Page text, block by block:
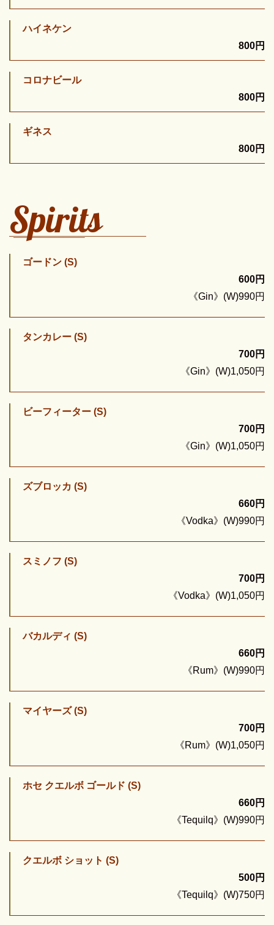
ハイネケン
800円
コロナビール
800円
ギネス
800円
Spirits
ゴードン (S)
600円
《Gin》(W)990円
タンカレー (S)
700円
《Gin》(W)1,050円
ビーフィーター (S)
700円
《Gin》(W)1,050円
ズブロッカ (S)
660円
《Vodka》(W)990円
スミノフ (S)
700円
《Vodka》(W)1,050円
バカルディ (S)
660円
《Rum》(W)990円
マイヤーズ (S)
700円
《Rum》(W)1,050円
ホセ クエルボ ゴールド (S)
660円
《Tequilq》(W)990円
クエルボ ショット (S)
500円
《Tequilq》(W)750円